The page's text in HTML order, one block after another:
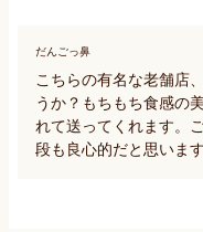
だんごっ鼻
こちらの有名な老舗店
うか？もちもち食感の
れて送ってくれます。
段も良心的だと思います